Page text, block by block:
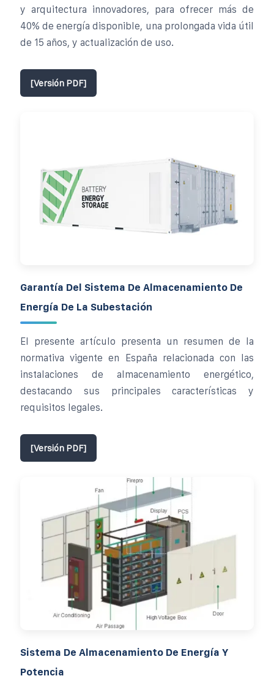
y arquitectura innovadores, para ofrecer más de
40% de energía disponible, una prolongada vida útil
de 15 años, y actualización de uso.
[Versión PDF]
Garantía Del Sistema De Almacenamiento De
Energía De La Subestación
El presente artículo presenta un resumen de la
normativa vigente en España relacionada con las
instalaciones de almacenamiento energético,
destacando sus principales características y
requisitos legales.
[Versión PDF]
Sistema De Almacenamiento De Energía Y
Potencia